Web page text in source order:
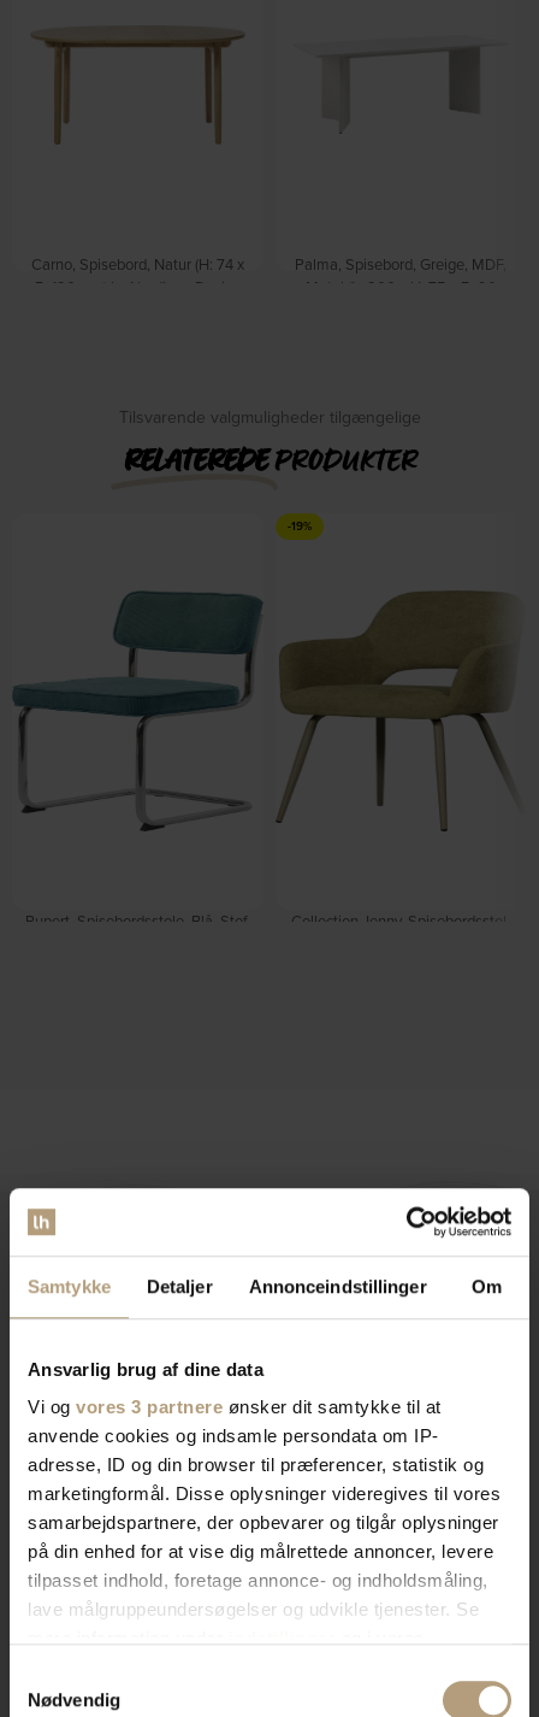
Samtykke Detaljer Annonceindstillinger Om
Ansvarlig brug af dine data
Vi og vores 3 partnere ønsker dit samtykke til at
anvende cookies og indsamle persondata om IP-
adresse, ID og din browser til præferencer, statistik og
marketingformål. Disse oplysninger videregives til vores
samarbejdspartnere, der opbevarer og tilgår oplysninger
på din enhed for at vise dig målrettede annoncer, levere
tilpasset indhold, foretage annonce- og indholdsmåling,
lave målgruppeundersøgelser og udvikle tjenester. Se
tilbage eller ændre indstillinger fra vores
Nødvendig
Carno, Spisebord, Natur (H: 74 x
B: 120 cm.) by Nordique Design
Palma, Spisebord, Greige, MDF,
Metal (L: 200 x H: 75 x B: 90
Tilsvarende valgmuligheder tilgængelige
RELATEREDEPRODUKTER
Rupert, Spisebordsstole, Blå, Stof,
-19%
Collection Jenny, Spisebordsstol,
Vi er specialisterindenfor
erhvervslokaler​
Vores brede sortiment forvandler dit rum med stil og
funktionalitet. Find tidløst design, æstetik, eller
farverigt interiør. Vi har skænke, TV-borde, bordben,
og mere, der afspejler din stil. Vores produkter
kombinerer skønhed og praktik for et hjem der
imponerer. Skab rummet du drømmer om med os.
Bliv kontaktet af en salgskonsulent